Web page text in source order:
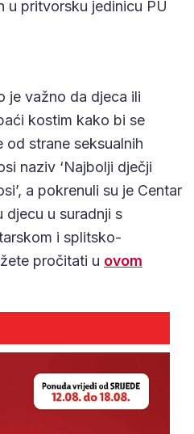
u pritvorsku jedinicu PU
je važno da djeca ili
kostim kako bi se
od strane seksualnih
naziv ‘Najbolji dječji
a pokrenuli su je Centar
djecu u suradnji s
i splitsko-
pročitati u ovom